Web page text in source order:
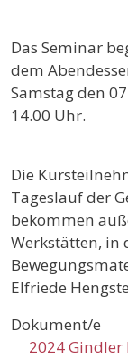
Das Seminar
dem
Samstag den
14.00 Uhr.
Die
Tageslauf der
bekommen
Werkstätten, in
Elfriede
Dokument/e
2024 Gindler